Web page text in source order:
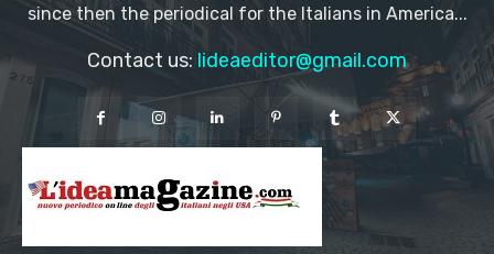
since then the periodical for the Italians in America...
Contact us: lideaeditor@gmail.com